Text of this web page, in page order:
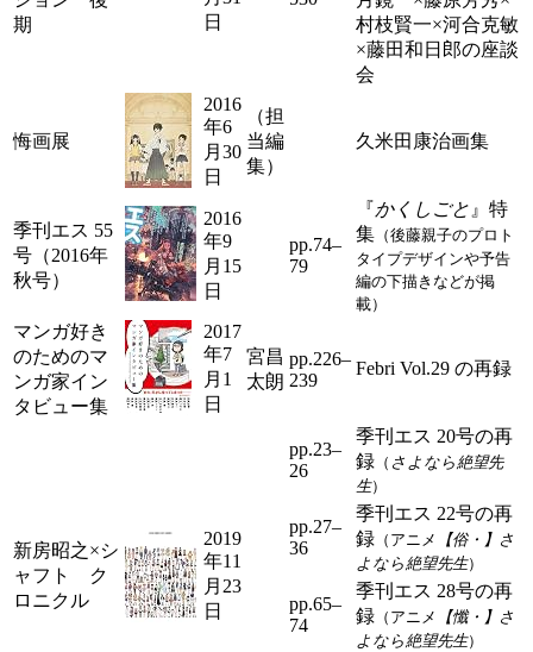
期
日
村枝賢一×河合克敏
×藤田和日郎の座談
会
悔画展
2016
年6
月30
日
（担
当編
集）
久米田康治画集
季刊エス 55
号（2016年
秋号）
2016
年9
月15
日
pp.74–
79
『かくしごと 』特
集 （後藤親子のプロト
タイプデザインや予告
編の下描きなどが掲
載）
マンガ好き
のためのマ
ンガ家イン
タビュー集
2017
年7
月1
日
宮昌
太朗
pp.226–
239
Febri Vol.29 の再録
新房昭之×シ
ャフト ク
ロニクル
2019
年11
月23
日
pp.23–
26
季刊エス 20号の再
録 （ さよなら絶望先
生）
pp.27–
36
季刊エス 22号の再
録 （アニメ
【俗・】さ
よなら絶望先生）
pp.65–
74
季刊エス 28号の再
録 （アニメ
【懺・】さ
よなら絶望先生）